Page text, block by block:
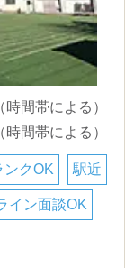
間帯による）
間帯による）
ンクOK 駅近
イン面談OK